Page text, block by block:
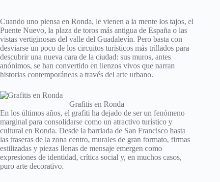
Cuando uno piensa en Ronda, le vienen a la mente los tajos, el
Puente Nuevo, la plaza de toros más antigua de España o las
vistas vertiginosas del valle del Guadalevín. Pero basta con
desviarse un poco de los circuitos turísticos más trillados para
descubrir una nueva cara de la ciudad: sus muros, antes
anónimos, se han convertido en lienzos vivos que narran
historias contemporáneas a través del arte urbano.
Grafitis en Ronda
En los últimos años, el grafiti ha dejado de ser un fenómeno
marginal para consolidarse como un atractivo turístico y
cultural en Ronda. Desde la barriada de San Francisco hasta
las traseras de la zona centro, murales de gran formato, firmas
estilizadas y piezas llenas de mensaje emergen como
expresiones de identidad, crítica social y, en muchos casos,
puro arte decorativo.